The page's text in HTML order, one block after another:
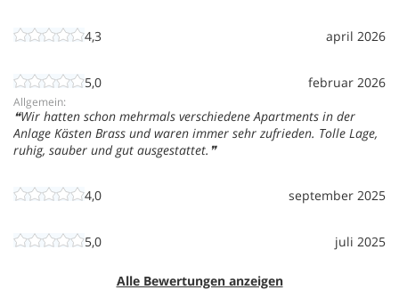
4,3 april 2026
5,0 februar 2026
Allgemein:
Wir hatten schon mehrmals verschiedene Apartments in der
Anlage Kästen Brass und waren immer sehr zufrieden. Tolle Lage,
ruhig, sauber und gut ausgestattet.
4,0 september 2025
5,0 juli 2025
Alle Bewertungen anzeigen